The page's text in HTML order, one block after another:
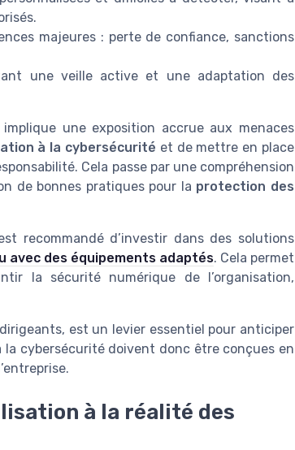
majeures : perte de confiance, sanctions
une veille active et une adaptation des
une exposition accrue aux menaces
à la cybersécurité et de mettre en place
Cela passe par une compréhension
de bonnes pratiques pour la protection des
recommandé d’investir dans des solutions
avec des équipements adaptés. Cela permet
la sécurité numérique de l’organisation,
est un levier essentiel pour anticiper
la cybersécurité doivent donc être conçues en
à la réalité des